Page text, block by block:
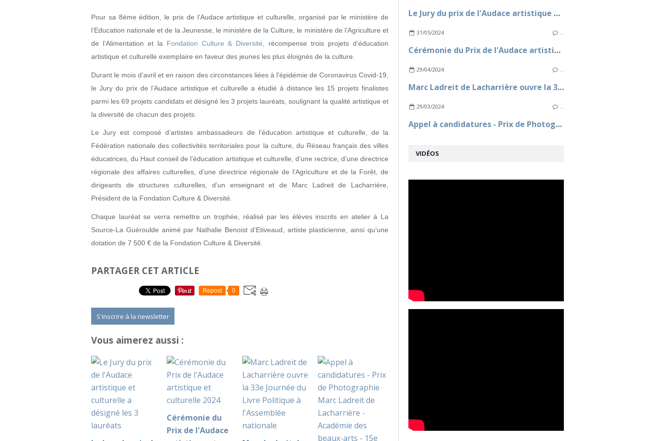
Pour sa 8ème édition, le prix de l’Audace artistique et culturelle, organisé par le ministère de
l’Education nationale et de la Jeunesse, le ministère de la Culture, le ministère de l’Agriculture et
de l’Alimentation et la Fondation Culture & Diversité , récompense trois projets d’éducation
artistique et culturelle exemplaire en faveur des jeunes les plus éloignés de la culture.
Durant le mois d’avril et en raison des circonstances liées à l'épidémie de Coronavirus Covid-19,
le Jury du prix de l’Audace artistique et culturelle a étudié à distance les 15 projets finalistes
parmi les 69 projets candidats et désigné les 3 projets lauréats, soulignant la qualité artistique et
la diversité de chacun des projets.
Le Jury est composé d’artistes ambassadeurs de l’éducation artistique et culturelle, de la
Fédération nationale des collectivités territoriales pour la culture, du Réseau français des villes
éducatrices, du Haut conseil de l’éducation artistique et culturelle, d’une rectrice, d’une directrice
régionale des affaires culturelles, d’une directrice régionale de l’Agriculture et de la Forêt, de
dirigeants de structures culturelles, d’un enseignant et de Marc Ladreit de Lacharrière,
Président de la Fondation Culture & Diversité.
Chaque lauréat se verra remettre un trophée, réalisé par les élèves inscrits en atelier à La
Source-La Guéroulde animé par Nathalie Benoist d’Etiveaud, artiste plasticienne, ainsi qu’une
dotation de 7 500 € de la Fondation Culture & Diversité.
PARTAGER CET ARTICLE
Repost 0
S'inscrire à la newsletter
Vous aimerez aussi :
Cérémonie du
Prix de l'Audace
Le Jury du prix de l'Audace artistique et culturelle a désigné les 3 lauréats
31/05/2024 …
Cérémonie du Prix de l'Audace artistique et culturelle 2024
29/04/2024 …
Marc Ladreit de Lacharrière ouvre la 33e Journée du Livre Politique à l'Assemblée nationale
29/03/2024 …
Appel à candidatures - Prix de Photographie Marc Ladreit de Lacharrière - Académie des beaux-arts - 15e édition
VIDÉOS